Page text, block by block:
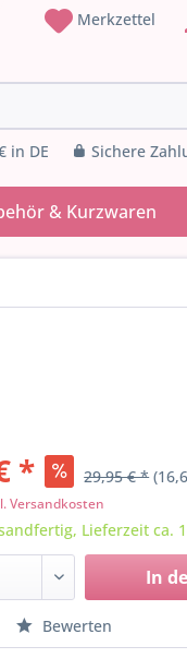
Merkzettel
in DE Sichere
& Kurzwaren
* 29,95 € *
Versandkosten
Lieferzeit ca.
In
Bewerten